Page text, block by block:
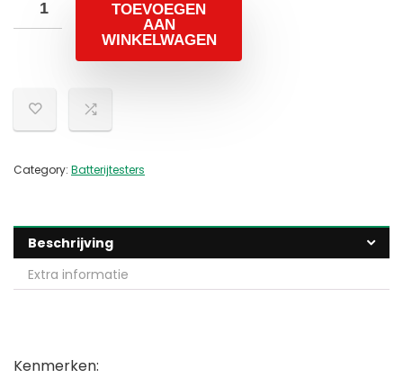
TOEVOEGEN
AAN
WINKELWAGEN
Category: Batterijtesters
Beschrijving
Extra informatie
Kenmerken: